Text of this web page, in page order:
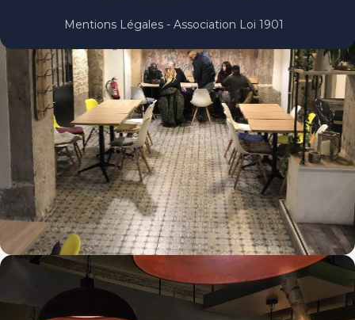
Mentions Légales - Association Loi 1901